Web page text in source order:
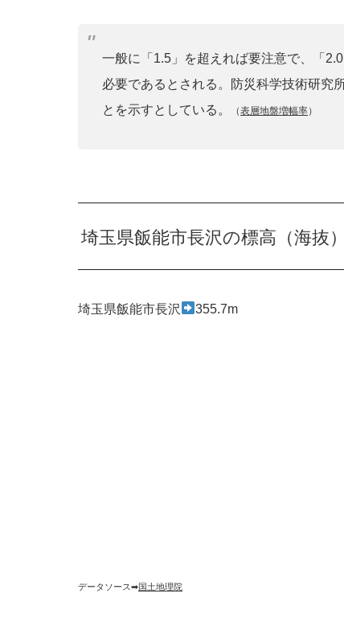
一般に「1.5」を超えれば要注意で、「
必要であるとされる。防災科学技術研究
とを示すとしている。
（表層地盤増幅率）
埼玉県飯能市長沢の標高（海抜）
埼玉県飯能市長沢 355.7m
データソース➡︎国土地理院